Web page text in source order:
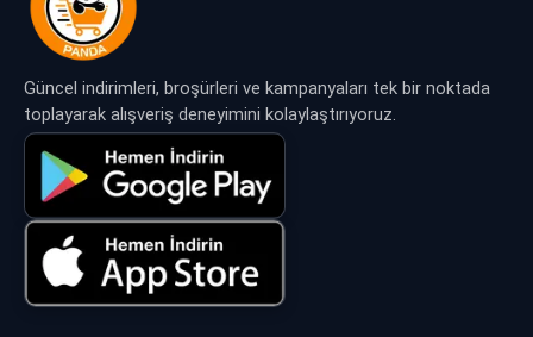
Güncel indirimleri, broşürleri ve kampanyaları tek bir noktada
toplayarak alışveriş deneyimini kolaylaştırıyoruz.